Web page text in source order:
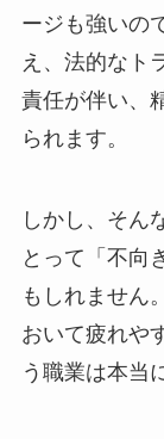
ージも強いの
え、法的なト
責任が伴い、
られます。
しかし、そん
とって「不向
もしれません
おいて疲れや
う職業は本当